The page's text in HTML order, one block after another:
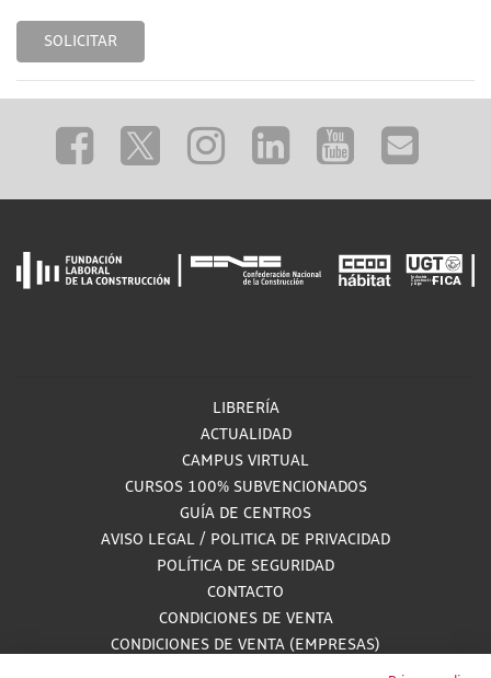
SOLICITAR
LIBRERÍA
ACTUALIDAD
CAMPUS VIRTUAL
CURSOS 100% SUBVENCIONADOS
GUÍA DE CENTROS
AVISO LEGAL / POLITICA DE PRIVACIDAD
POLÍTICA DE SEGURIDAD
CONTACTO
CONDICIONES DE VENTA
CONDICIONES DE VENTA (EMPRESAS)